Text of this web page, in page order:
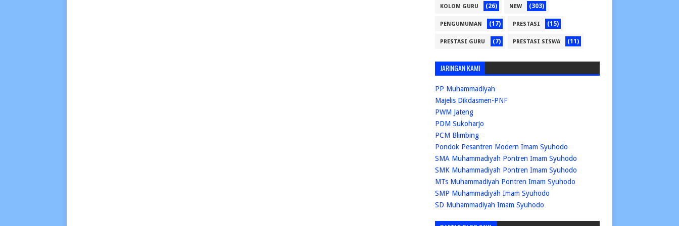
KOLOM GURU (26) NEW (303)
PENGUMUMAN (17) PRESTASI (15)
PRESTASI GURU (7) PRESTASI SISWA (11)
JARINGAN KAMI
PP Muhammadiyah
Majelis Dikdasmen-PNF
PWM Jateng
PDM Sukoharjo
PCM Blimbing
Pondok Pesantren Modern Imam Syuhodo
SMA Muhammadiyah Pontren Imam Syuhodo
SMK Muhammadiyah Pontren Imam Syuhodo
MTs Muhammadiyah Pontren Imam Syuhodo
SMP Muhammadiyah Imam Syuhodo
SD Muhammadiyah Imam Syuhodo